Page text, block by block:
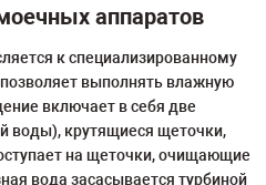
аппаратов
к специализированному
выполнять влажную
включает в себя две
воды), крутящиеся щеточки,
на щеточки, очищающие
вода засасывается турбиной